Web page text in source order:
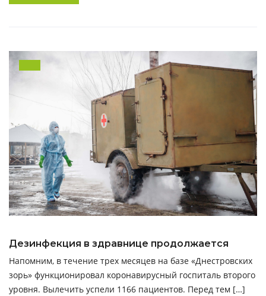
Дезинфекция в здравнице продолжается
Напомним, в течение трех месяцев на базе «Днестровских
зорь» функционировал коронавирусный госпиталь второго
уровня. Вылечить успели 1166 пациентов. Перед тем […]